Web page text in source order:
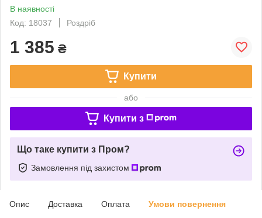
В наявності
Код: 18037
Роздріб
1 385 ₴
Купити
або
Купити з
Що таке купити з Пром?
Замовлення під захистом
Опис Доставка Оплата Умови повернення